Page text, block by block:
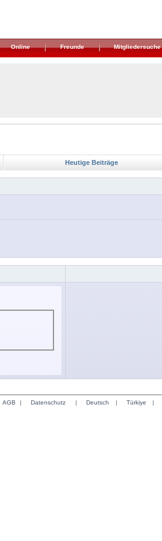
Online Freunde Mitgliedersuche
Heutige Beiträge
AGB | Datenschutz | Deutsch | Türkiye |